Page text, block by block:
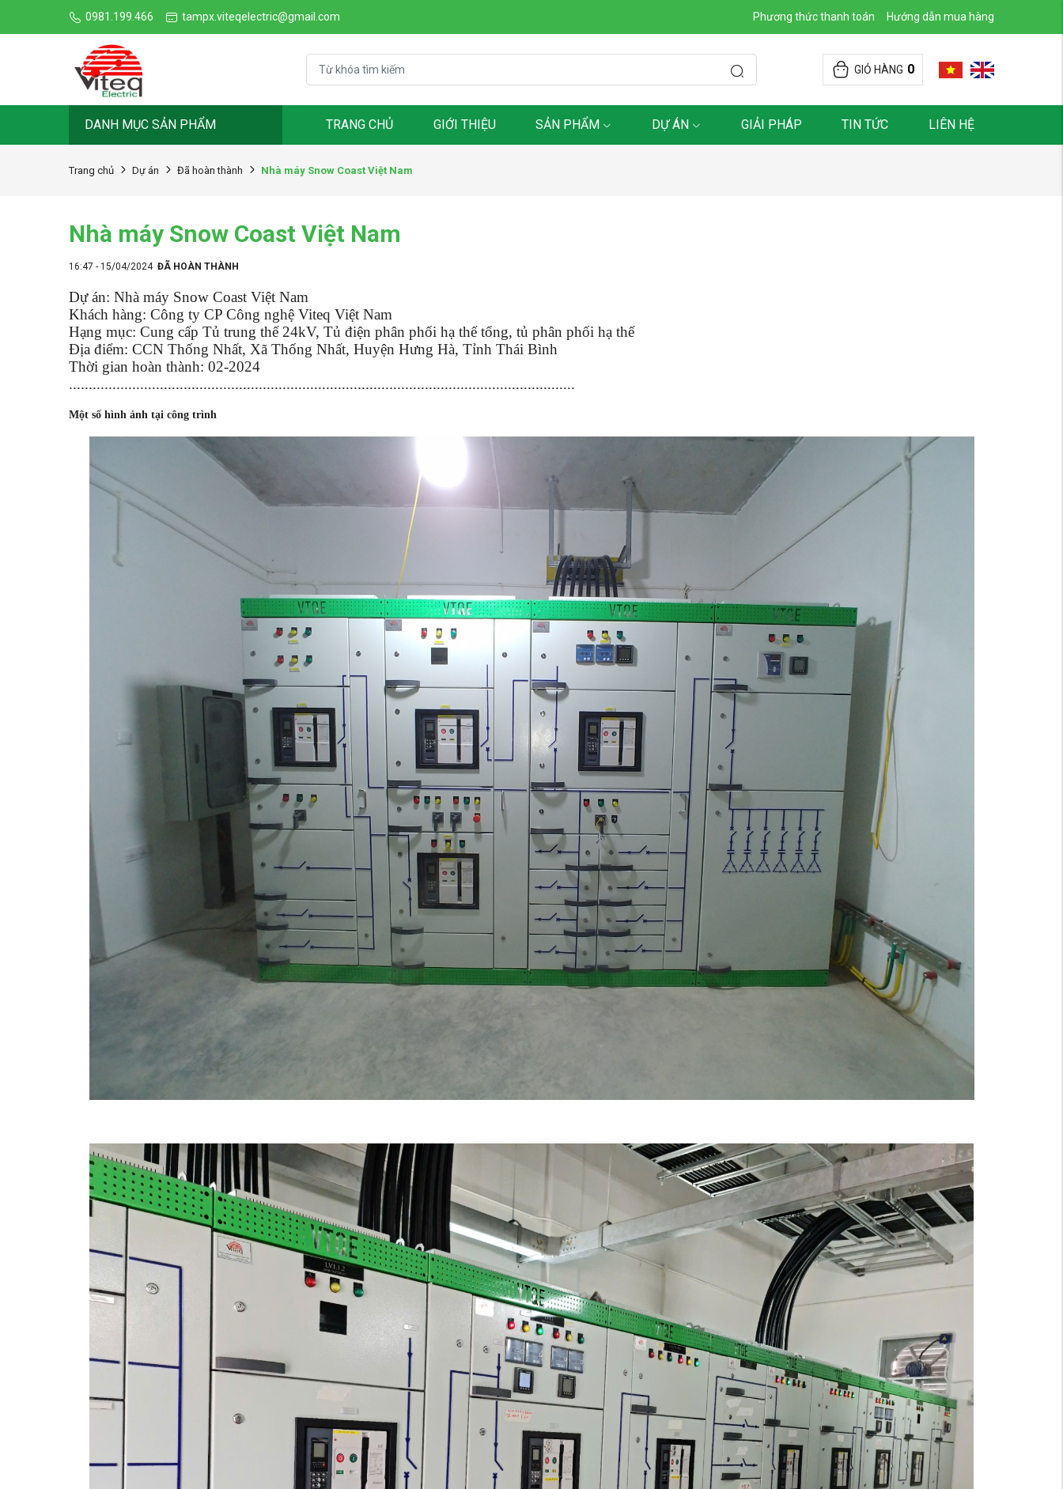
0981.199.466 tampx.viteqelectric@gmail.com Phương thức thanh toán Hướng dẫn mua hàng
GIỎ HÀNG 0
DANH MỤC SẢN PHẨM TRANG CHỦ GIỚI THIỆU SẢN PHẨM DỰ ÁN GIẢI PHÁP TIN TỨC LIÊN HỆ
Trang chủ Dự án Đã hoàn thành Nhà máy Snow Coast Việt Nam
Nhà máy Snow Coast Việt Nam
16:47 - 15/04/2024 ĐÃ HOÀN THÀNH
Dự án: Nhà máy Snow Coast Việt Nam
Khách hàng: Công ty CP Công nghệ Viteq Việt Nam
Hạng mục: Cung cấp Tủ trung thế 24kV, Tủ điện phân phối hạ thế tổng, tủ phân phối hạ thế
Địa điểm: CCN Thống Nhất, Xã Thống Nhất, Huyện Hưng Hà, Tỉnh Thái Bình
Thời gian hoàn thành: 02-2024
................................................................................................................................
Một số hình ảnh tại công trình